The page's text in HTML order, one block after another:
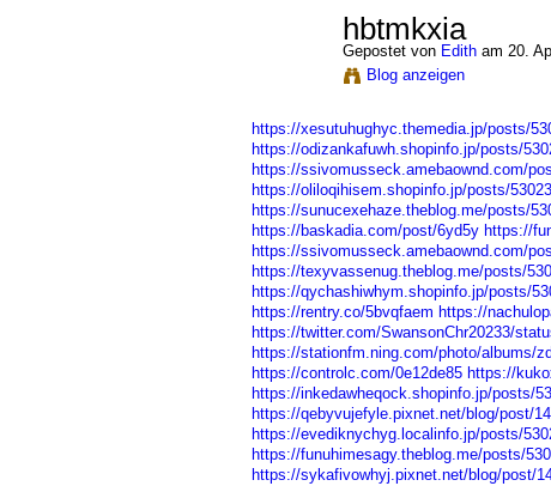
hbtmkxia
Gepostet von Editham 20.
Blog anzeigen
https://xesutuhughyc.themedia.jp/posts/
https://odizankafuwh.shopinfo.jp/posts/
https://ssivomusseck.amebaownd.com/
https://oliloqihisem.shopinfo.jp/posts/
https://sunucexehaze.theblog.me/posts/
https://baskadia.com/post/6yd5y https://
https://ssivomusseck.amebaownd.com/
https://texyvassenug.theblog.me/posts/
https://qychashiwhym.shopinfo.jp/posts/
https://rentry.co/5bvqfaem https://
https://twitter.com/SwansonChr20233/
https://stationfm.ning.com/photo/albums/
https://controlc.com/0e12de85 https://
https://inkedawheqock.shopinfo.jp/posts/
https://qebyvujefyle.pixnet.net/blog/post/
https://evediknychyg.localinfo.jp/posts/
https://funuhimesagy.theblog.me/posts/
https://sykafivowhyj.pixnet.net/blog/post/